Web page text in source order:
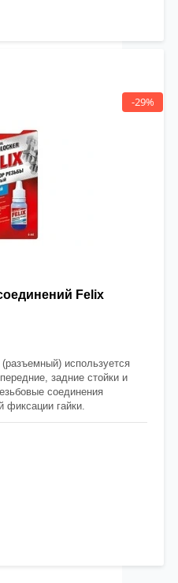
-29%
Felix
используется
задние стойки и
соединения
гайки.